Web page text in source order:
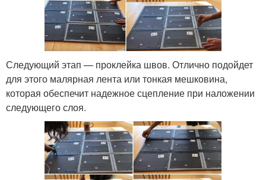
Следующий этап — проклейка швов. Отлично подойдет
для этого малярная лента или тонкая мешковина,
которая обеспечит надежное сцепление при наложении
следующего слоя.